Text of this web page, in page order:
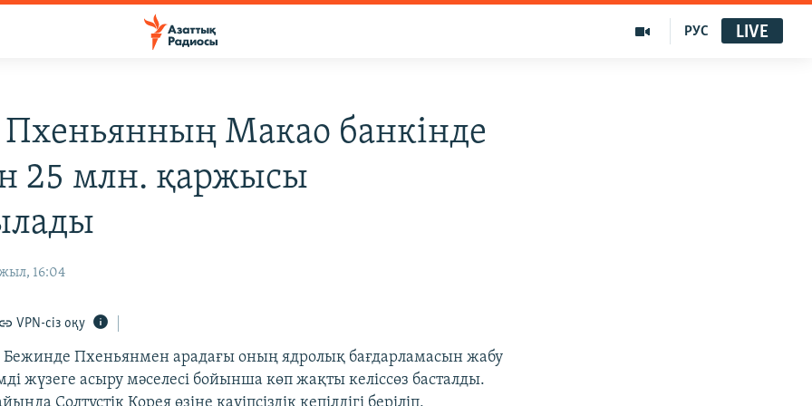
РУС LIVE
Макао банкінде
25 млн. қаржысы
16:04
VPN-сіз оқу
Пхеньянмен арадағы оның ядролық бағдарламасын жабу
жүзеге асыру мәселесі бойынша көп жақты келіссөз басталды.